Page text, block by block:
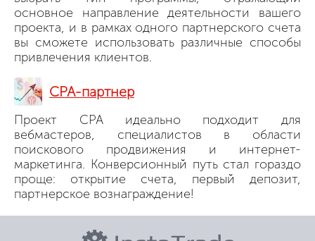
основное направление деятельности вашего
проекта, и в рамках одного партнерского счета
вы сможете использовать различные способы
привлечения клиентов.
СРА-партнер
Проект CPA идеально подходит для
вебмастеров, специалистов в области
поискового продвижения и интернет-
маркетинга. Конверсионный путь стал гораздо
проще: открытие счета, первый депозит,
партнерское вознаграждение!